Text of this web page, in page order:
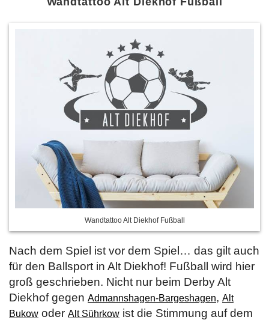
Wandtattoo Alt Diekhof Fußball
Nach dem Spiel ist vor dem Spiel… das gilt auch
für den Ballsport in Alt Diekhof! Fußball wird hier
groß geschrieben. Nicht nur beim Derby Alt
Diekhof gegen Admannshagen-Bargeshagen, Alt
Bukow oder Alt Sührkow ist die Stimmung auf dem